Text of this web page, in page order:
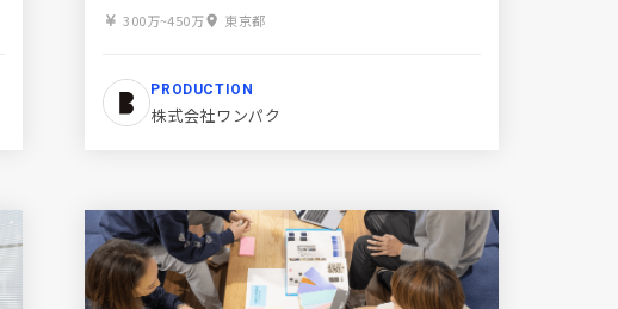
300万~450万 東京都
PRODUCTION
株式会社ワンパク